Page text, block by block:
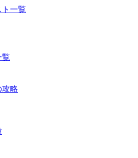
一覧
覧
攻略